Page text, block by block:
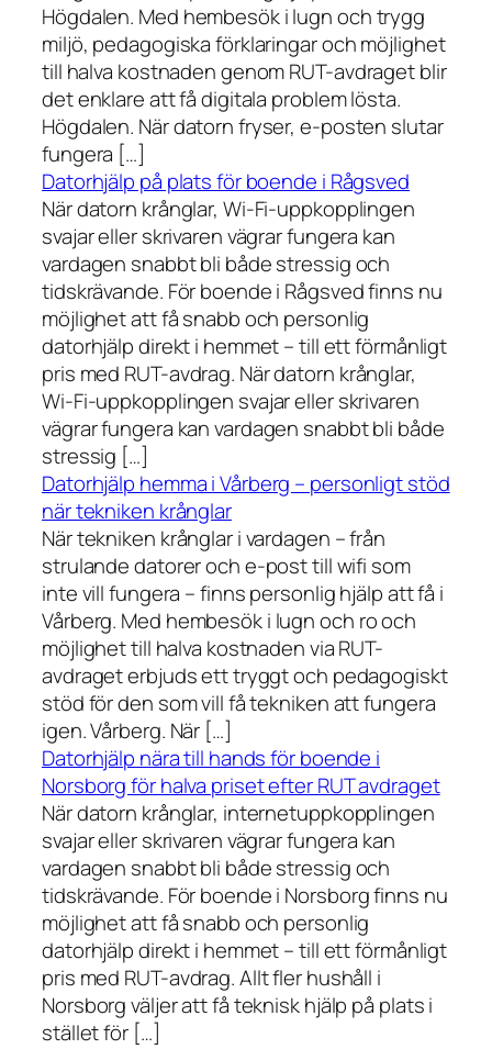
Högdalen. Med hembesök i lugn och trygg
miljö, pedagogiska förklaringar och möjlighet
till halva kostnaden genom RUT-avdraget blir
det enklare att få digitala problem lösta.
Högdalen. När datorn fryser, e-posten slutar
fungera […]
Datorhjälp på plats för boende i Rågsved
När datorn krånglar, Wi-Fi-uppkopplingen
svajar eller skrivaren vägrar fungera kan
vardagen snabbt bli både stressig och
tidskrävande. För boende i Rågsved finns nu
möjlighet att få snabb och personlig
datorhjälp direkt i hemmet – till ett förmånligt
pris med RUT-avdrag. När datorn krånglar,
Wi-Fi-uppkopplingen svajar eller skrivaren
vägrar fungera kan vardagen snabbt bli både
stressig […]
Datorhjälp hemma i Vårberg – personligt stöd
när tekniken krånglar
När tekniken krånglar i vardagen – från
strulande datorer och e-post till wifi som
inte vill fungera – finns personlig hjälp att få i
Vårberg. Med hembesök i lugn och ro och
möjlighet till halva kostnaden via RUT-
avdraget erbjuds ett tryggt och pedagogiskt
stöd för den som vill få tekniken att fungera
igen. Vårberg. När […]
Datorhjälp nära till hands för boende i
Norsborg för halva priset efter RUT avdraget
När datorn krånglar, internetuppkopplingen
svajar eller skrivaren vägrar fungera kan
vardagen snabbt bli både stressig och
tidskrävande. För boende i Norsborg finns nu
möjlighet att få snabb och personlig
datorhjälp direkt i hemmet – till ett förmånligt
pris med RUT-avdrag. Allt fler hushåll i
Norsborg väljer att få teknisk hjälp på plats i
stället för […]